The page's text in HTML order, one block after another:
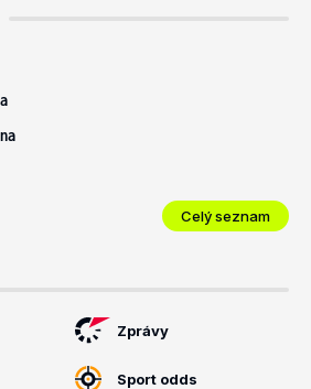
Celý seznam
Zprávy
Sport odds